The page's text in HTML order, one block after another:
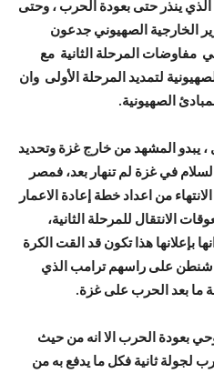
ينذر حتى بعودة الحرب ، وحتى
الخارجية الصهيوني جدعون
مفاوضات المرحلة الثانية مع
لتمديد المرحلة الأولى وان
الصهيونية.
يبدو المشهد من خارج غزة وتحديد
في غزة لم تنهار بعد، فمصر
من اعداد خطة إعادة الاعمار
الانتقال للمرحلة الثانية،
بإعلانها هذا تكون قد القت الكرة
على راسهم ترامب الذي
ما بعد الحرب على غزة.
بعودة الحرب الا انه من حيث
لجولة ثانية فكل ما يدفع به من